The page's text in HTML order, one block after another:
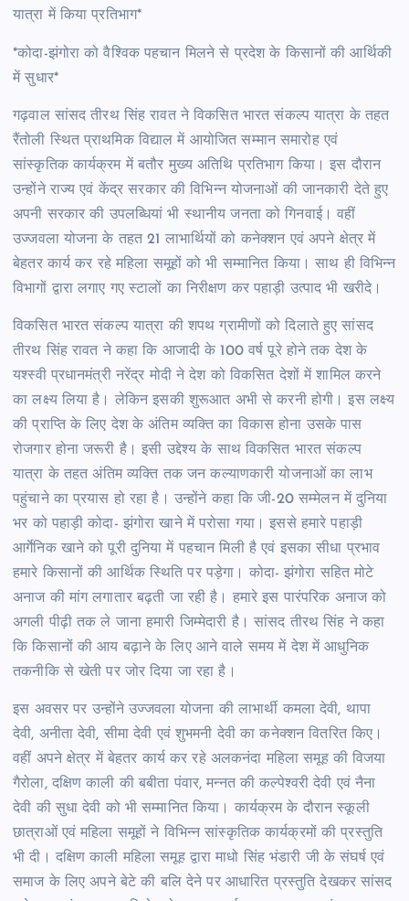
यात्रा में किया प्रतिभाग*
*कोदा-झंगोरा को वैश्विक पहचान मिलने से प्रदेश के किसानों की आर्थिकी
में सुधार*
गढ़वाल सांसद तीरथ सिंह रावत ने विकसित भारत संकल्प यात्रा के तहत
रैंतोली स्थित प्राथमिक विद्याल में आयोजित सम्मान समारोह एवं
सांस्कृतिक कार्यक्रम में बतौर मुख्य अतिथि प्रतिभाग किया। इस दौरान
उन्होंने राज्य एवं केंद्र सरकार की विभिन्न योजनाओं की जानकारी देते हुए
अपनी सरकार की उपलब्धियां भी स्थानीय जनता को गिनवाई। वहीं
उज्जवला योजना के तहत 21 लाभार्थियों को कनेक्शन एवं अपने क्षेत्र में
बेहतर कार्य कर रहे महिला समूहों को भी सम्मानित किया। साथ ही विभिन्न
विभागों द्वारा लगाए गए स्टालों का निरीक्षण कर पहाड़ी उत्पाद भी खरीदे।
विकसित भारत संकल्प यात्रा की शपथ ग्रामीणों को दिलाते हुए सांसद
तीरथ सिंह रावत ने कहा कि आजादी के 100 वर्ष पूरे होने तक देश के
यश्स्वी प्रधानमंत्री नरेंद्र मोदी ने देश को विकसित देशों में शामिल करने
का लक्ष्य लिया है। लेकिन इसकी शुरूआत अभी से करनी होगी। इस लक्ष्य
की प्राप्ति के लिए देश के अंतिम व्यक्ति का विकास होना उसके पास
रोजगार होना जरूरी है। इसी उद्देश्य के साथ विकसित भारत संकल्प
यात्रा के तहत अंतिम व्यक्ति तक जन कल्याणकारी योजनाओं का लाभ
पहुंचाने का प्रयास हो रहा है। उन्होंने कहा कि जी-20 सम्मेलन में दुनिया
भर को पहाड़ी कोदा- झंगोरा खाने में परोसा गया। इससे हमारे पहाड़ी
आर्गेनिक खाने को पूरी दुनिया में पहचान मिली है एवं इसका सीधा प्रभाव
हमारे किसानों की आर्थिक स्थिति पर पड़ेगा। कोदा- झंगोरा सहित मोटे
अनाज की मांग लगातार बढ़ती जा रही है। हमारे इस पारंपरिक अनाज को
अगली पीढ़ी तक ले जाना हमारी जिम्मेदारी है। सांसद तीरथ सिंह ने कहा
कि किसानों की आय बढ़ाने के लिए आने वाले समय में देश में आधुनिक
तकनीकि से खेती पर जोर दिया जा रहा है।
इस अवसर पर उन्होंने उज्जवला योजना की लाभार्थी कमला देवी, थापा
देवी, अनीता देवी, सीमा देवी एवं शुभमनी देवी का कनेक्शन वितरित किए।
वहीं अपने क्षेत्र में बेहतर कार्य कर रहे अलकनंदा महिला समूह की विजया
गैरोला, दक्षिण काली की बबीता पंवार, मन्नत की कल्पेश्वरी देवी एवं नैना
देवी की सुधा देवी को भी सम्मानित किया। कार्यक्रम के दौरान स्कूली
छात्राओं एवं महिला समूहों ने विभिन्न सांस्कृतिक कार्यक्रमों की प्रस्तुति
भी दी। दक्षिण काली महिला समूह द्वारा माधो सिंह भंडारी जी के संघर्ष एवं
समाज के लिए अपने बेटे की बलि देने पर आधारित प्रस्तुति देखकर सांसद